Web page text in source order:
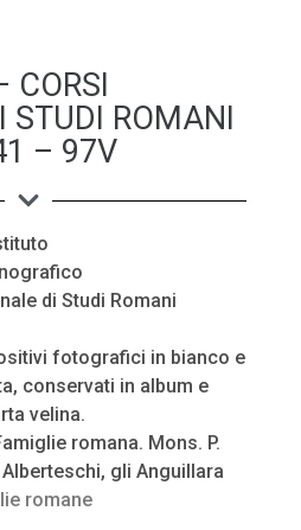
STUDI ROMANI
– 97V
di Studi Romani
fotografici in bianco e
conservati in album e
velina.
romana. Mons. P.
gli Anguillara
romane